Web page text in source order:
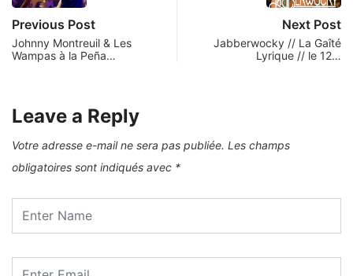
Previous Post
Johnny Montreuil & Les
Wampas à la Peña…
Next Post
Jabberwocky // La Gaîté
Lyrique // le 12…
Leave a Reply
Votre adresse e-mail ne sera pas publiée. Les champs
obligatoires sont indiqués avec *